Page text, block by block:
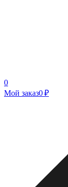
0
Мой заказ0 ₽